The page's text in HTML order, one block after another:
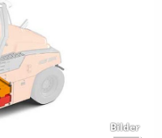
Bilder